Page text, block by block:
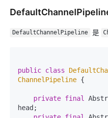
DefaultChannelPipeline 是
public class
ChannelPipeline {
private final
head;